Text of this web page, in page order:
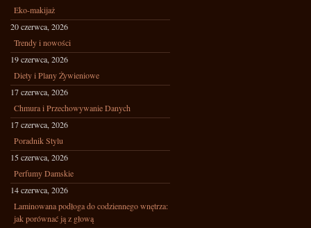
Eko-makijaż
20 czerwca, 2026
Trendy i nowości
19 czerwca, 2026
Diety i Plany Żywieniowe
17 czerwca, 2026
Chmura i Przechowywanie Danych
17 czerwca, 2026
Poradnik Stylu
15 czerwca, 2026
Perfumy Damskie
14 czerwca, 2026
Laminowana podłoga do codziennego wnętrza:
jak porównać ją z głową